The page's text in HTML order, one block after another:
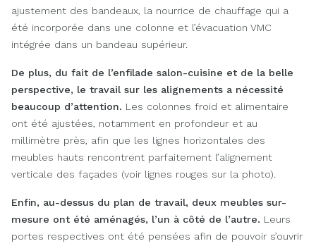
ajustement des bandeaux, la nourrice de chauffage qui a
été incorporée dans une colonne et l’évacuation VMC
intégrée dans un bandeau supérieur.
De plus, du fait de l’enfilade salon-cuisine et de la belle
perspective, le travail sur les alignements a nécessité
beaucoup d’attention. Les colonnes froid et alimentaire
ont été ajustées, notamment en profondeur et au
millimètre près, afin que les lignes horizontales des
meubles hauts rencontrent parfaitement l’alignement
verticale des façades (voir lignes rouges sur la photo).
Enfin, au-dessus du plan de travail, deux meubles sur-
mesure ont été aménagés, l’un à côté de l’autre. Leurs
portes respectives ont été pensées afin de pouvoir s’ouvrir